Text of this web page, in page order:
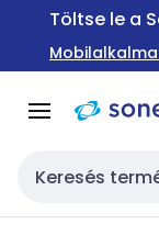
Ugrás aTöltse le a
Keresési bemenet